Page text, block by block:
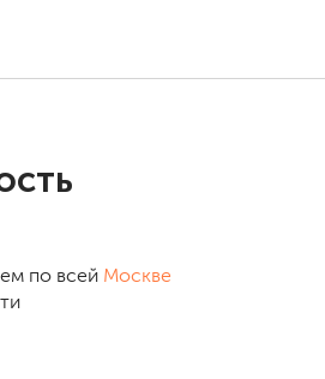
по всей Москве